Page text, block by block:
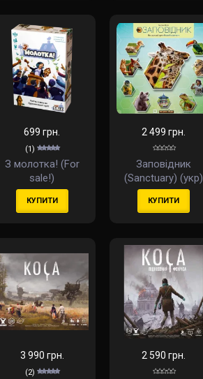
699 грн.
(1)
З молотка! (For
sale!)
КУПИТИ
2 499 грн.
Заповідник
(Sanctuary) (укр)
КУПИТИ
3 990 грн.
(2)
2 590 грн.